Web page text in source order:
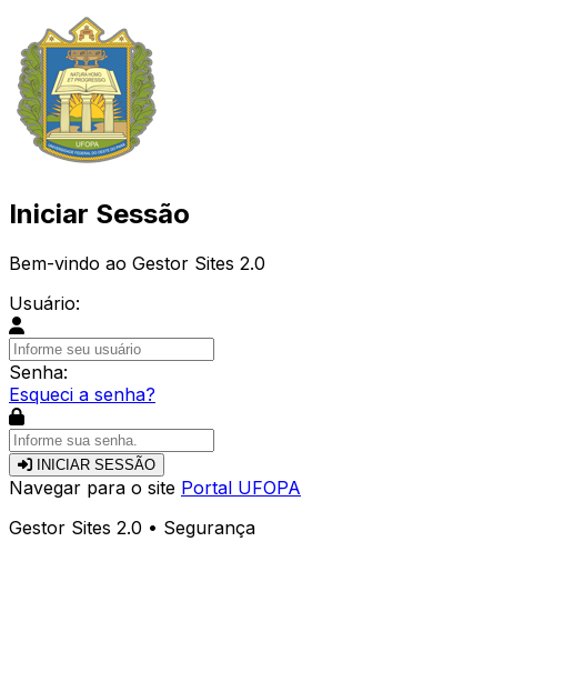
Iniciar Sessão
Bem-vindo ao Gestor Sites 2.0
Usuário:
Senha:
Esqueci a senha?
INICIAR SESSÃO
Navegar para o site Portal UFOPA
Gestor Sites 2.0 • Segurança